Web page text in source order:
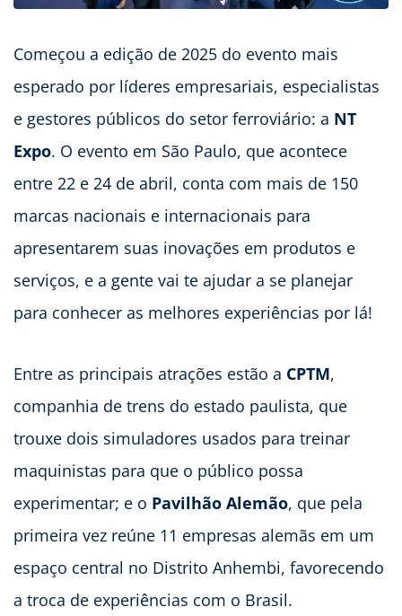
Começou a edição de 2025 do evento mais
esperado por líderes empresariais, especialistas
e gestores públicos do setor ferroviário: a NT
Expo. O evento em São Paulo, que acontece
entre 22 e 24 de abril, conta com mais de 150
marcas nacionais e internacionais para
apresentarem suas inovações em produtos e
serviços, e a gente vai te ajudar a se planejar
para conhecer as melhores experiências por lá!
Entre as principais atrações estão a CPTM,
companhia de trens do estado paulista, que
trouxe dois simuladores usados para treinar
maquinistas para que o público possa
experimentar; e o Pavilhão Alemão, que pela
primeira vez reúne 11 empresas alemãs em um
espaço central no Distrito Anhembi, favorecendo
a troca de experiências com o Brasil.